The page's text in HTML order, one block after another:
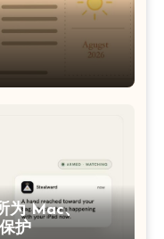
为 Mac、
护